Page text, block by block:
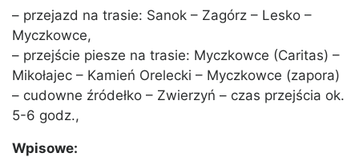
– przejazd na trasie: Sanok – Zagórz – Lesko –
Myczkowce,
– przejście piesze na trasie: Myczkowce (Caritas) –
Mikołajec – Kamień Orelecki – Myczkowce (zapora)
– cudowne źródełko – Zwierzyń – czas przejścia ok.
5-6 godz.,
Wpisowe: